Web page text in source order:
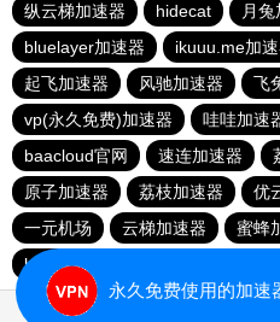
纵云梯加速器
hidecat 月兔
bluelayer加速器
ikuuu.me加
起飞加速器
风驰加速器
飞
vp(永久免费)加速器
哇哇加速
baacloud官网
速连加速器
原子加速器
荔枝加速器 优
一元机场
云梯加速器 蜜蜂
hammer加速器
永久免费使用的加速